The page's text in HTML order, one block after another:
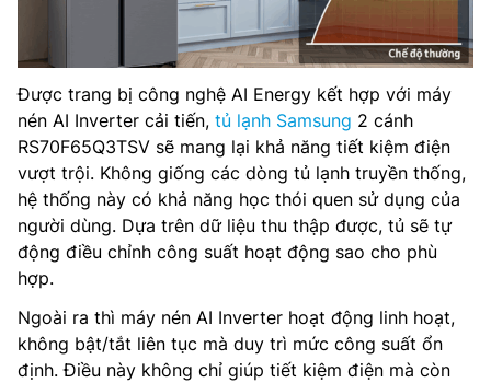
Được trang bị công nghệ AI Energy kết hợp với máy
nén AI Inverter cải tiến, tủ lạnh Samsung 2 cánh
RS70F65Q3TSV sẽ mang lại khả năng tiết kiệm điện
vượt trội. Không giống các dòng tủ lạnh truyền thống,
hệ thống này có khả năng học thói quen sử dụng của
người dùng. Dựa trên dữ liệu thu thập được, tủ sẽ tự
động điều chỉnh công suất hoạt động sao cho phù
hợp.
Ngoài ra thì máy nén AI Inverter hoạt động linh hoạt,
không bật/tắt liên tục mà duy trì mức công suất ổn
định. Điều này không chỉ giúp tiết kiệm điện mà còn